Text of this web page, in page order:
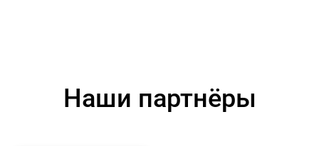
Наши партнёры